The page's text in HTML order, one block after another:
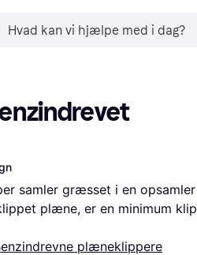
samler græsset i en
plæne, er en minimum
plæneklippere